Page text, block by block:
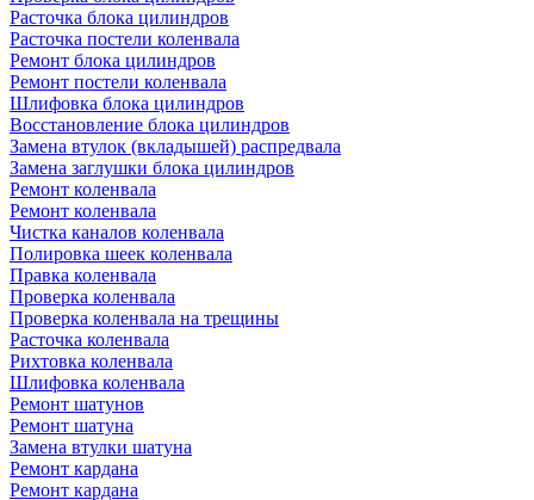
Расточка блока цилиндров
Расточка постели коленвала
Ремонт блока цилиндров
Ремонт постели коленвала
Шлифовка блока цилиндров
Восстановление блока цилиндров
Замена втулок (вкладышей) распредвала
Замена заглушки блока цилиндров
Ремонт коленвала
Ремонт коленвала
Чистка каналов коленвала
Полировка шеек коленвала
Правка коленвала
Проверка коленвала
Проверка коленвала на трещины
Расточка коленвала
Рихтовка коленвала
Шлифовка коленвала
Ремонт шатунов
Ремонт шатуна
Замена втулки шатуна
Ремонт кардана
Ремонт кардана